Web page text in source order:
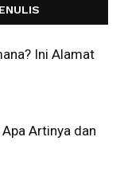
Ini Alamat
Artinya dan